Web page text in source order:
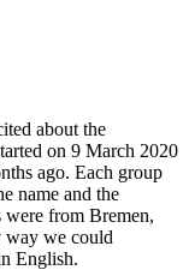
about the
on 9 March 2020
ago. Each group
name and the
from Bremen,
way we could
English.